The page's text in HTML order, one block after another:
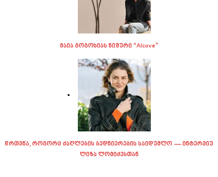
მაია გოგოხიას ნიშური “Alcove”
წრთვნა, როგორც ძაღლების ბედნიერების საიდუმლო — ინტერვიუ
ლიზა ლომიძესთან